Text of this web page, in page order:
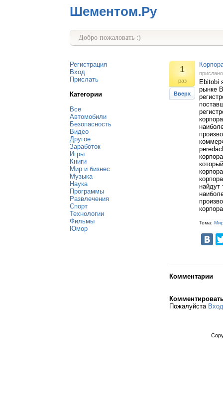
Шементом.Ру
Добро пожаловать :)
Регистрация
Вход
Прислать
Категории
Все
Автомобили
Безопасность
Видео
Другое
Заработок
Игры
Книги
Мир и бизнес
Музыка
Наука
Программы
Развлечения
Спорт
Технологии
Фильмы
Юмор
1
раз
Вверх
Ebitobi
рынке
найдут
Тема:
Комментарии
Пожалуйста Вход